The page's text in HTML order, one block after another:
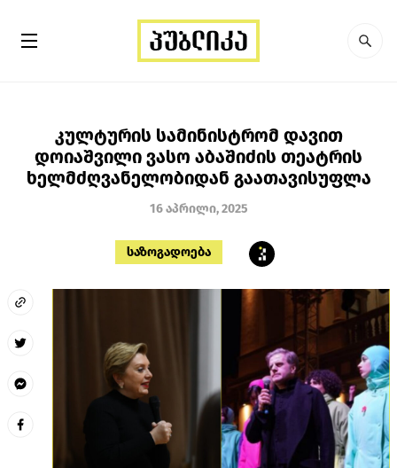
კულტურის სამინისტრომ დავით
დოიაშვილი ვასო აბაშიძის თეატრის
ხელმძღვანელობიდან გაათავისუფლა
16 აპრილი, 2025
საზოგადოება